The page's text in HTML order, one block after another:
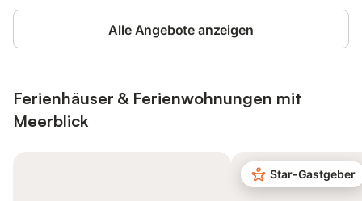
Alle Angebote anzeigen
Ferienhäuser & Ferienwohnungen mit
Meerblick
Star-Gastgeber